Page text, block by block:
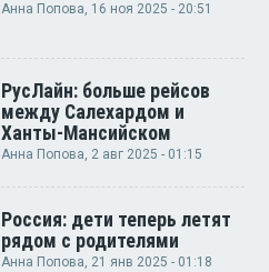
Анна Попова, 16 ноя 2025 - 20:51
РусЛайн: больше рейсов
между Салехардом и
Ханты-Мансийском
Анна Попова, 2 авг 2025 - 01:15
Россия: дети теперь летят
рядом с родителями
Анна Попова, 21 янв 2025 - 01:18